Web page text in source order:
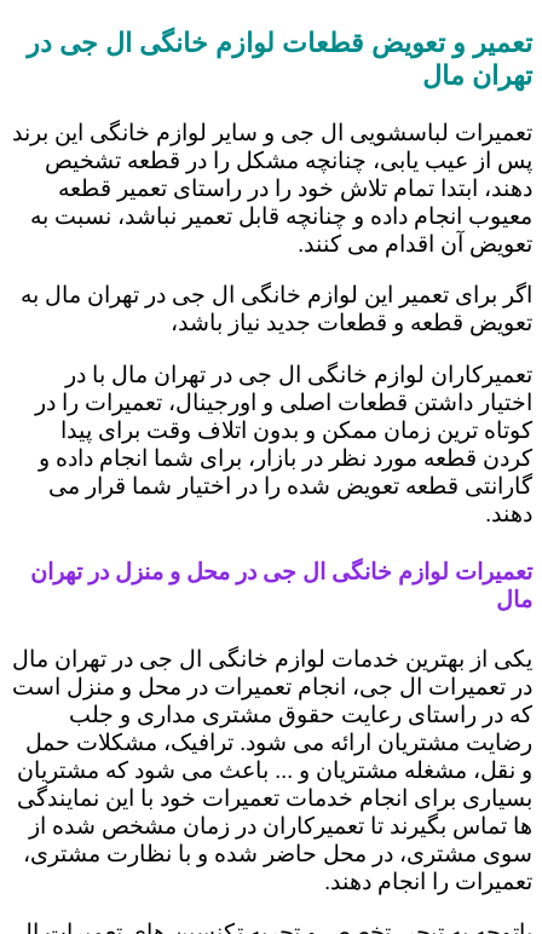
تعمیر و تعویض قطعات لوازم خانگی ال جی در
تهران مال
تعمیرات لباسشویی ال جی و سایر لوازم خانگی این برند
پس از عیب یابی، چنانچه مشکل را در قطعه تشخیص
دهند، ابتدا تمام تلاش خود را در راستای تعمیر قطعه
معیوب انجام داده و چنانچه قابل تعمیر نباشد، نسبت به
تعویض آن اقدام می کنند.
اگر برای تعمیر این لوازم خانگی ال جی در تهران مال به
تعویض قطعه و قطعات جدید نیاز باشد،
تعمیرکاران لوازم خانگی ال جی در تهران مال با در
اختیار داشتن قطعات اصلی و اورجینال، تعمیرات را در
کوتاه ترین زمان ممکن و بدون اتلاف وقت برای پیدا
کردن قطعه مورد نظر در بازار، برای شما انجام داده و
گارانتی قطعه تعویض شده را در اختیار شما قرار می
دهند.
تعمیرات لوازم خانگی ال جی در محل و منزل در تهران
مال
یکی از بهترین خدمات لوازم خانگی ال جی در تهران مال
در تعمیرات ال جی، انجام تعمیرات در محل و منزل است
که در راستای رعایت حقوق مشتری مداری و جلب
رضایت مشتریان ارائه می شود. ترافیک، مشکلات حمل
و نقل، مشغله مشتریان و ... باعث می شود که مشتریان
بسیاری برای انجام خدمات تعمیرات خود با این نمایندگی
ها تماس بگیرند تا تعمیرکاران در زمان مشخص شده از
سوی مشتری، در محل حاضر شده و با نظارت مشتری،
تعمیرات را انجام دهند.